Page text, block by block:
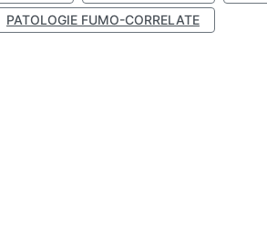
PATOLOGIE FUMO-CORRELATE